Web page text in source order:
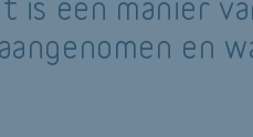
en